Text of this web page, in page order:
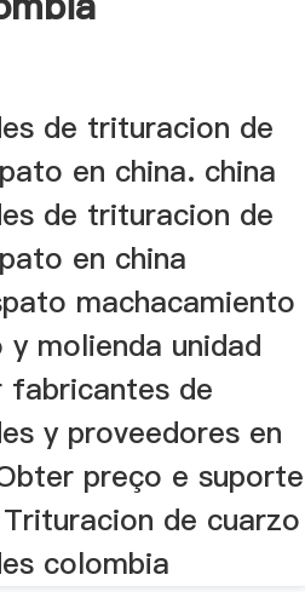
de trituracion de
en china. china
de trituracion de
en china
machacamiento
y molienda unidad
fabricantes de
y proveedores en
preço e suporte
de cuarzo
colombia